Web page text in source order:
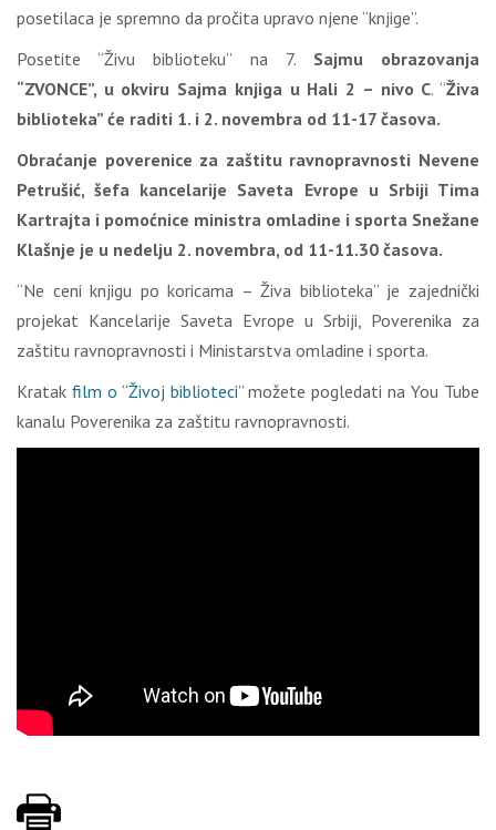
posetilaca je spremno da pročita upravo njene “knjige”.
Posetite “Živu biblioteku” na 7. Sajmu obrazovanja
“ZVONCE”, u okviru Sajma knjiga u Hali 2 – nivo C. “Živa
biblioteka” će raditi 1. i 2. novembra od 11-17 časova.
Obraćanje poverenice za zaštitu ravnopravnosti Nevene
Petrušić, šefa kancelarije Saveta Evrope u Srbiji Tima
Kartrajta i pomoćnice ministra omladine i sporta Snežane
Klašnje je u nedelju 2. novembra, od 11-11.30 časova.
“Ne ceni knjigu po koricama – Živa biblioteka” je zajednički
projekat Kancelarije Saveta Evrope u Srbiji, Poverenika za
zaštitu ravnopravnosti i Ministarstva omladine i sporta.
Kratak film o “Živoj biblioteci”možete pogledati na You Tube
kanalu Poverenika za zaštitu ravnopravnosti.